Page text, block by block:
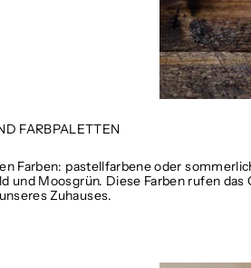
FARBPALETTEN
Farben: pastellfarbene oder
und Moosgrün. Diese Farben rufen
Zuhauses.